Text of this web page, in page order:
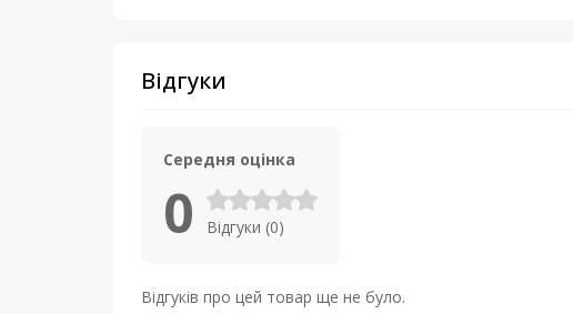
Відгуки
Середня оцінка
0 Відгуки (0)
Відгуків про цей товар ще не було.